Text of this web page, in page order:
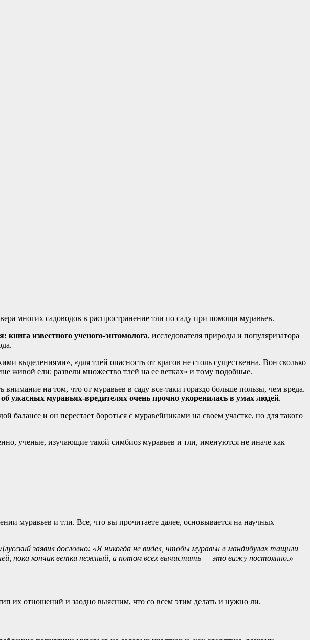
многих садоводов в распространение тли по саду при помощи муравьев.
книга известного ученого-энтомолога, исследователя природы и популяризатора
выделениями», «для тлей опасность от врагов не столь существенна. Вон сколько
живой ели: развели множество тлей на ее ветках» и тому подобные.
на том, что от муравьев в саду все-таки гораздо больше пользы, чем вреда.
ужасных муравьях-вредителях очень прочно укоренилась в умах людей.
и он перестает бороться с муравейниками на своем участке, но для такого
ученые, изучающие такой симбиоз муравьев и тли, именуются не иначе как
муравьев и тли. Все, что вы прочитаете далее, основывается на научных
заявил дословно: «Я никогда не видел, чтобы муравьи в мандибулах тащили
пока кончик ветки нежный, а потом всех вычистить — это вижу постоянно.»
их отношений и заодно выясним, что со всем этим делать и нужно ли.